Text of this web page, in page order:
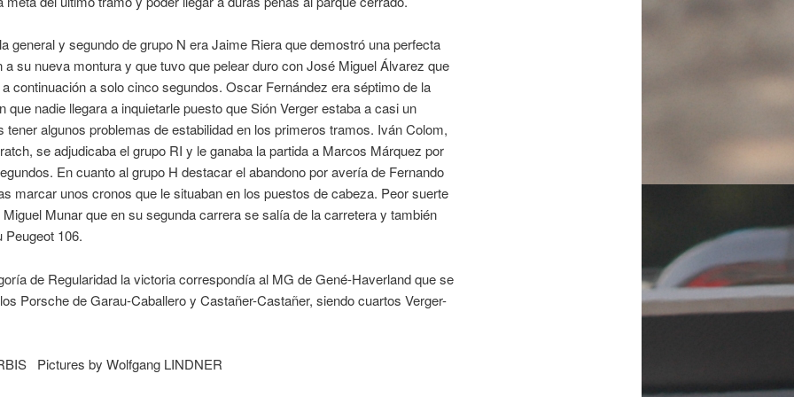
general y segundo de grupo N era Jaime Riera que demostró una perfecta
a su nueva montura y que tuvo que pelear duro con José Miguel Álvarez que
continuación a solo cinco segundos. Oscar Fernández era séptimo de la
que nadie llegara a inquietarle puesto que Sión Verger estaba a casi un
tener algunos problemas de estabilidad en los primeros tramos. Iván Colom,
se adjudicaba el grupo RI y le ganaba la partida a Marcos Márquez por
En cuanto al grupo H destacar el abandono por avería de Fernando
marcar unos cronos que le situaban en los puestos de cabeza. Peor suerte
Munar que en su segunda carrera se salía de la carretera y también
Peugeot 106.
de Regularidad la victoria correspondía al MG de Gené-Haverland que se
Porsche de Garau-Caballero y Castañer-Castañer, siendo cuartos Verger-
Pictures by Wolfgang LINDNER